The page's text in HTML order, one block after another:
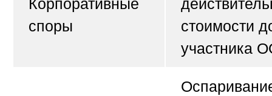
Корпоративные
споры
стоимости
участника